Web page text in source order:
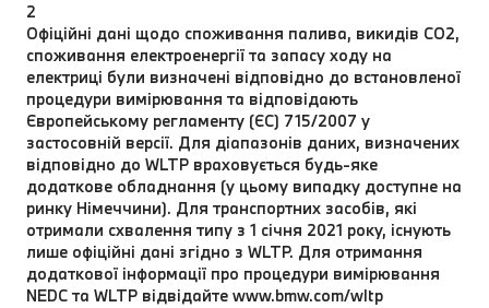
2
Офіційні дані щодо споживання палива, викидів CO2,
споживання електроенергії та запасу ходу на
електриці були визначені відповідно до встановленої
процедури вимірювання та відповідають
Європейському регламенту (ЄС) 715/2007 у
застосовній версії. Для діапазонів даних, визначених
відповідно до WLTP враховується будь-яке
додаткове обладнання (у цьому випадку доступне на
ринку Німеччини). Для транспортних засобів, які
отримали схвалення типу з 1 січня 2021 року, існують
лише офіційні дані згідно з WLTP. Для отримання
додаткової інформації про процедури вимірювання
NEDC та WLTP відвідайте www.bmw.com/wltp